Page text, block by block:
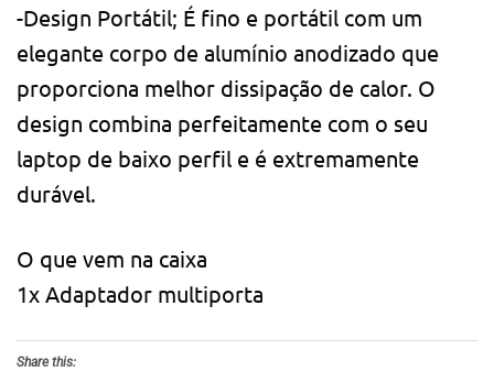
-Design Portátil; É fino e portátil com um
elegante corpo de alumínio anodizado que
proporciona melhor dissipação de calor. O
design combina perfeitamente com o seu
laptop de baixo perfil e é extremamente
durável.
O que vem na caixa
1x Adaptador multiporta
Share this: